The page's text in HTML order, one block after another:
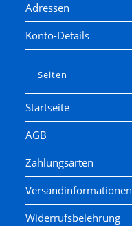
Adressen
Konto-Details
Seiten
Startseite
AGB
Zahlungsarten
Versandinformationen
Widerrufsbelehrung